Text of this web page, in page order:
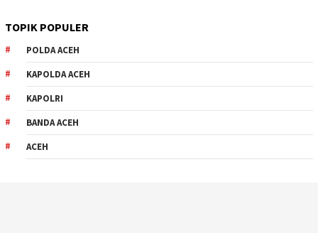
TOPIK POPULER
POLDA ACEH
KAPOLDA ACEH
KAPOLRI
BANDA ACEH
ACEH